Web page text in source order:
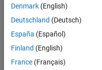
Follow
Nachricht
Support
Denmark (English)
Deutschland (Deutsch)
España (Español)
Finland (English)
France (Français)